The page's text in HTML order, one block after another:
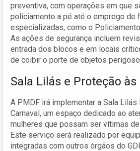
preventiva, com operações em que
policiamento a pé até o emprego de
especializadas, como o
As ações de segurança incluem
entrada dos blocos e em locais
de coibir o porte de objetos
Sala Lilás e Proteção
A PMDF irá implementar a Sala Lilás
Carnaval, um espaço dedicado ao
mulheres que possam ser vítimas
Este serviço será realizado por
integradas com outros órgãos do